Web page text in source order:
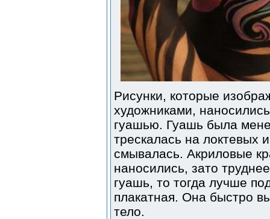
Рисунки, которые
художниками,
гуашью. Гуашь была
трескалась на локтевых
смывалась. Акриловые
наносились, зато
гуашь, то тогда лучше
плакатная. Она быстро
тело.